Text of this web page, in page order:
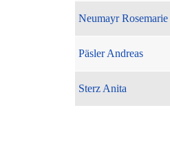
Neumayr Rosemarie
Päsler Andreas
Sterz Anita